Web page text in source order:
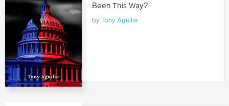
Been This Way?
by Tony Aguilar